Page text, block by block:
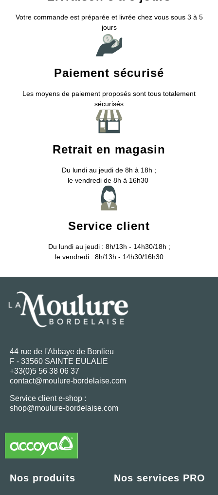
Votre commande est préparée et livrée chez vous sous 3 à 5
jours
Paiement sécurisé
Les moyens de paiement proposés sont tous totalement
sécurisés
Retrait en magasin
Du lundi au jeudi de 8h à 18h ;
le vendredi de 8h à 16h30
Service client
Du lundi au jeudi : 8h/13h - 14h30/18h ;
le vendredi : 8h/13h - 14h30/16h30
44 rue de l'Abbaye de Bonlieu
F - 33560 SAINTE EULALIE
+33(0)5 56 38 06 37
contact@moulure-bordelaise.com
Service client e-shop :
shop@moulure-bordelaise.com
Nos produits Nos services PRO